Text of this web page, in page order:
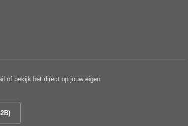
of bekijk het direct op jouw eigen